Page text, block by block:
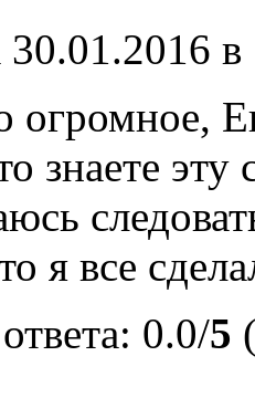
30.01.2016
огромное,
знаете
я все
0.0/5